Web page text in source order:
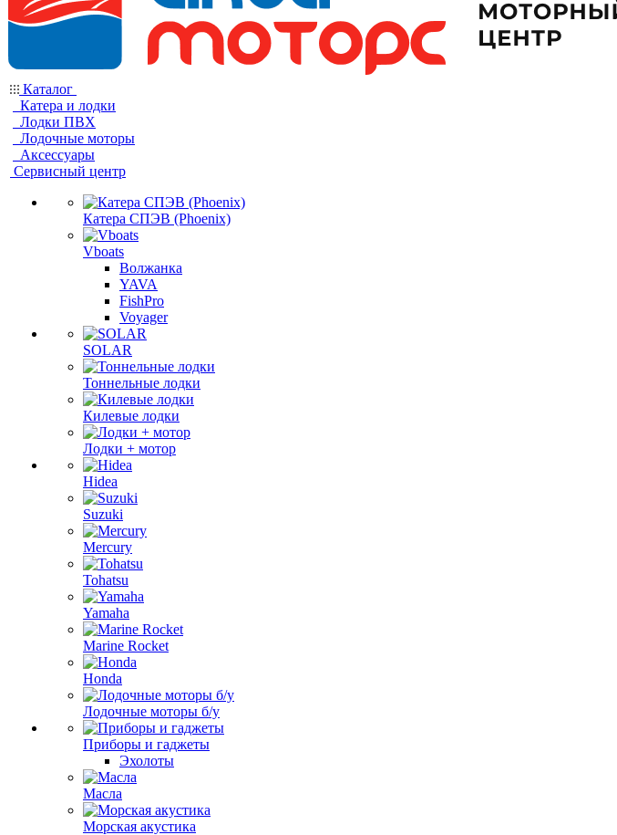
Каталог
Катера и лодки
Лодки ПВХ
Лодочные моторы
Аксессуары
Сервисный центр
Катера СПЭВ (Phoenix)
Vboats
Волжанка
YAVA
FishPro
Voyager
SOLAR
Тоннельные лодки
Килевые лодки
Лодки + мотор
Hidea
Suzuki
Mercury
Tohatsu
Yamaha
Marine Rocket
Honda
Лодочные моторы б/у
Приборы и гаджеты
Эхолоты
Масла
Морская акустика